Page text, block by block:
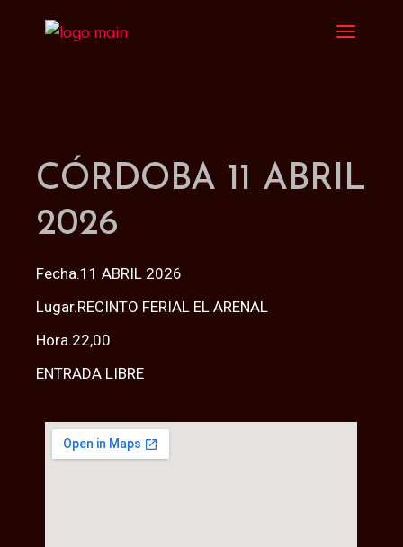
CÓRDOBA 11 ABRIL
2026
Fecha.11 ABRIL 2026
Lugar.RECINTO FERIAL EL ARENAL
Hora.22,00
ENTRADA LIBRE